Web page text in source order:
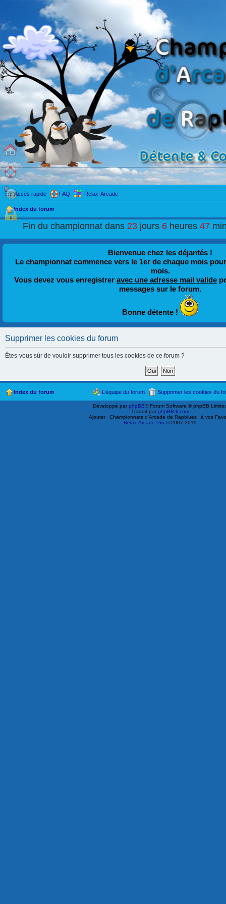
Accès rapide FAQ Relax-Arcade
Index du forum
Fin du championnat dans23 jours6 heures47
Bienvenue chez les déjantés !
Le championnat commence vers le 1er de chaque mois
mois.
Vous devez vous enregistrer avec une adresse mail valide
messages sur le forum.
Bonne détente !
Supprimer les cookies du forum
Êtes-vous sûr de vouloir supprimer tous les cookies de ce forum ?
Index du forum Supprimer les cookies du
L’équipe du forum
Développé parphpBB® Forum Software © phpBB
Traduit parphpBB-fr.com
Ajouter
Championnats d'Arcade de Rapblues
à vos
Relax-Arcade Pro © 2007-2019